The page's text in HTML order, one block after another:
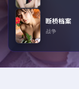
断桥档案
战争